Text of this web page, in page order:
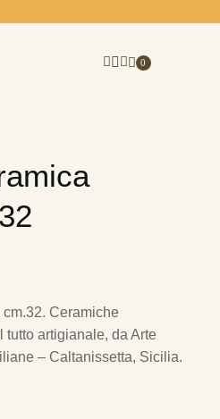
0
Ceramiche
tutto artigianale, da Arte
– Caltanissetta, Sicilia.